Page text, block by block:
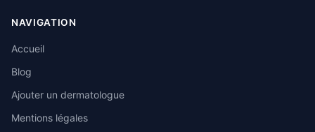
NAVIGATION
Accueil
Blog
Ajouter un dermatologue
Mentions légales